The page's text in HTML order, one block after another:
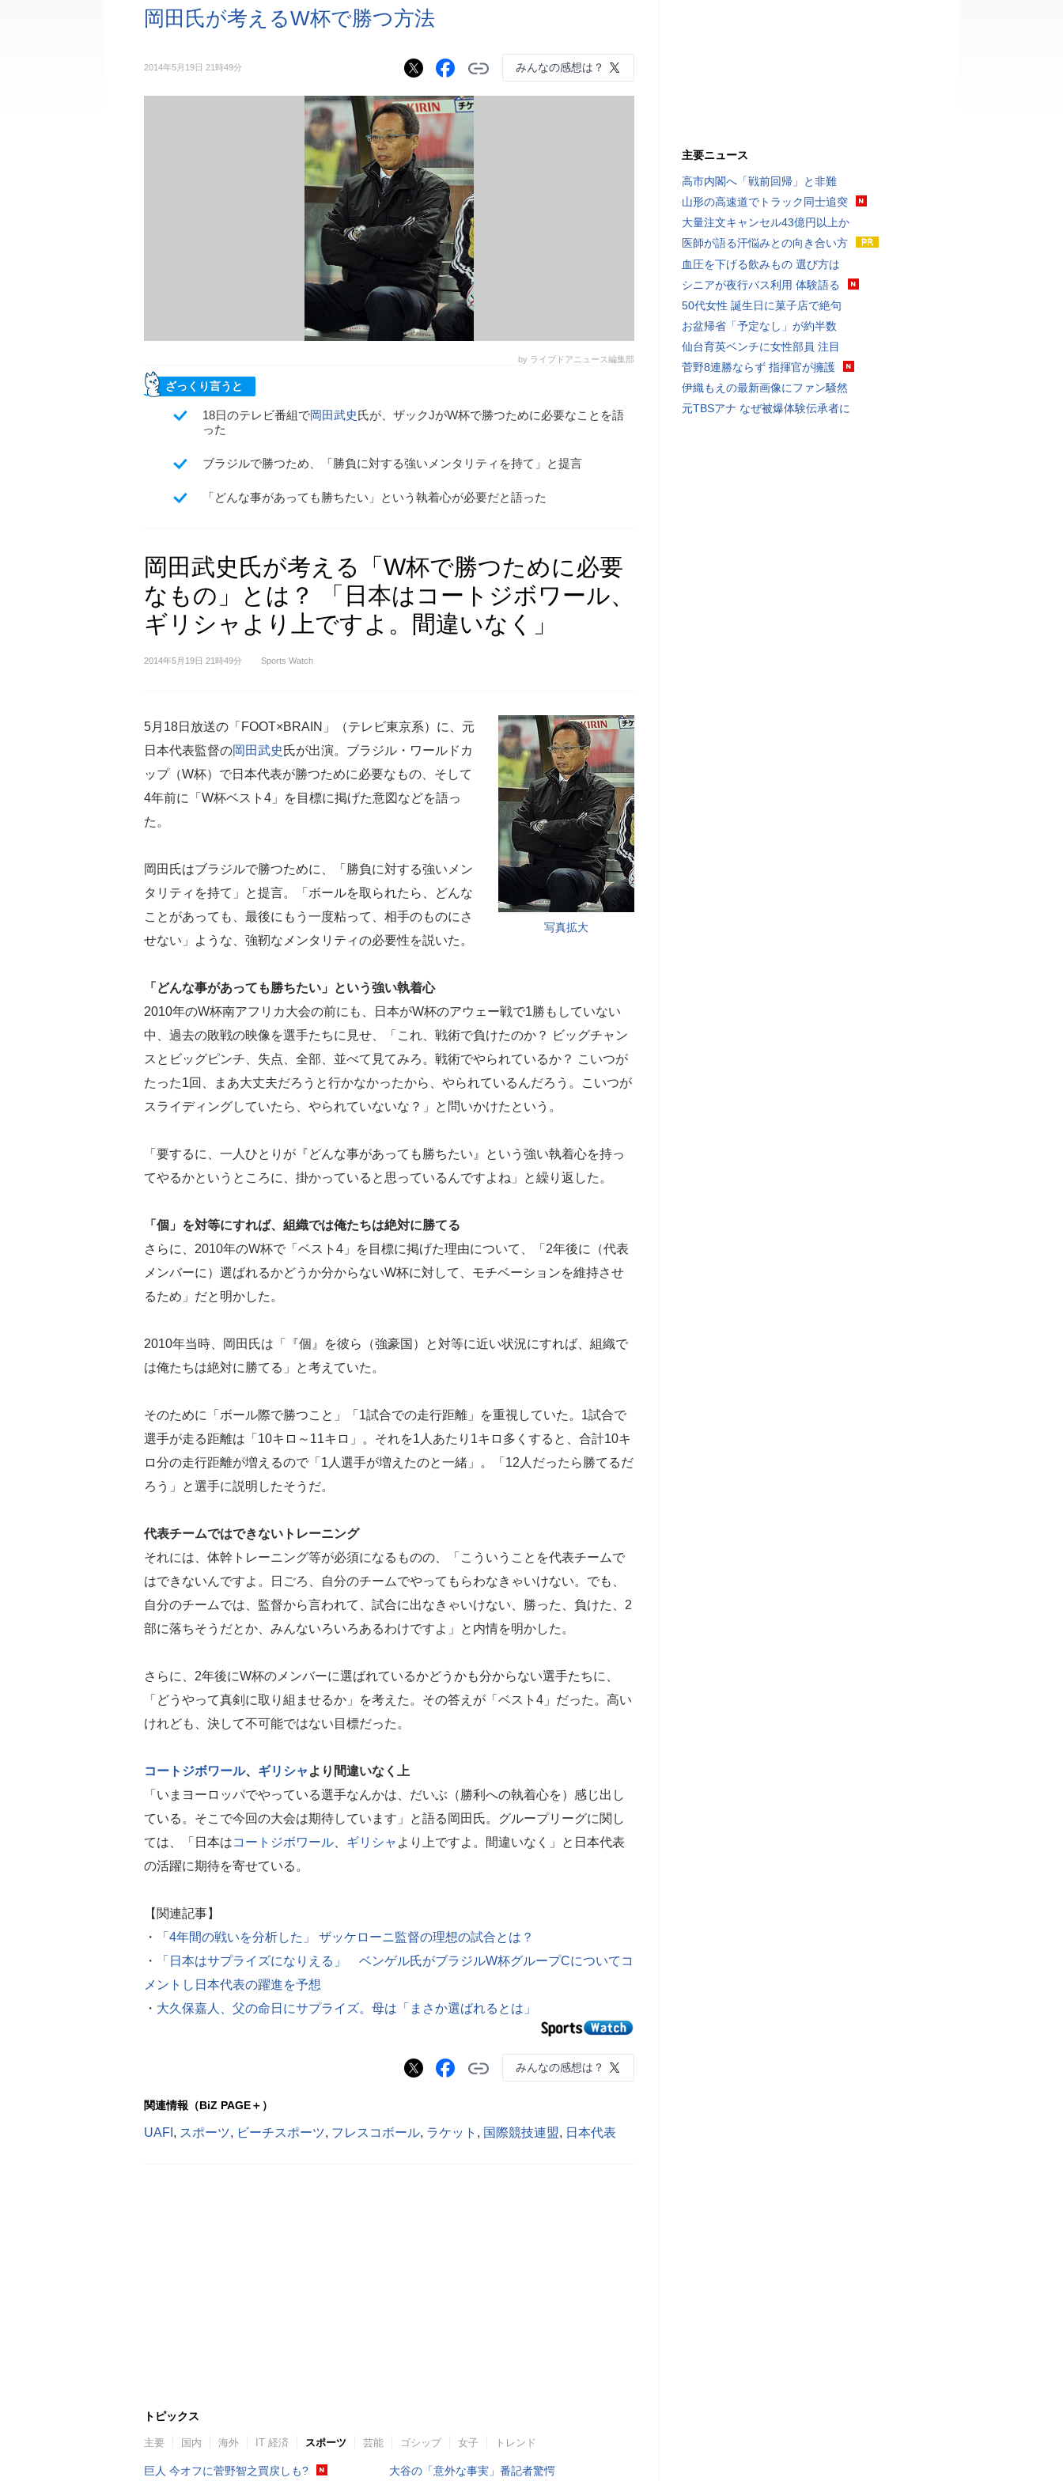
岡田氏が考えるW杯で勝つ方法
2014年5月19日 21時49分 みんなの感想は？
by ライブドアニュース編集部
ざっくり言うと
18日のテレビ番組で岡田武史氏が、ザックJがW杯で勝つために必要なことを語
った
ブラジルで勝つため、「勝負に対する強いメンタリティを持て」と提言
「どんな事があっても勝ちたい」という執着心が必要だと語った
岡田武史氏が考える「W杯で勝つために必要
なもの」とは？ 「日本はコートジボワール、
ギリシャより上ですよ。間違いなく」
2014年5月19日 21時49分 Sports Watch
写真拡大
5月18日放送の「FOOT×BRAIN」（テレビ東京系）に、元
日本代表監督の岡田武史 氏が出演。ブラジル・ワールドカ
ップ（W杯）で日本代表が勝つために必要なもの、そして
4年前に「W杯ベスト4」を目標に掲げた意図などを語っ
た。
岡田氏はブラジルで勝つために、「勝負に対する強いメン
タリティを持て」と提言。「ボールを取られたら、どんな
ことがあっても、最後にもう一度粘って、相手のものにさ
せない」ような、強靭なメンタリティの必要性を説いた。
「どんな事があっても勝ちたい」という強い執着心
2010年のW杯南アフリカ大会の前にも、日本がW杯のアウェー戦で1勝もしていない
中、過去の敗戦の映像を選手たちに見せ、「これ、戦術で負けたのか？ ビッグチャン
スとビッグピンチ、失点、全部、並べて見てみろ。戦術でやられているか？ こいつが
たった1回、まあ大丈夫だろうと行かなかったから、やられているんだろう。こいつが
スライディングしていたら、やられていないな？」と問いかけたという。
「要するに、一人ひとりが『どんな事があっても勝ちたい』という強い執着心を持っ
てやるかというところに、掛かっていると思っているんですよね」と繰り返した。
「個」を対等にすれば、組織では俺たちは絶対に勝てる
さらに、2010年のW杯で「ベスト4」を目標に掲げた理由について、「2年後に（代表
メンバーに）選ばれるかどうか分からないW杯に対して、モチベーションを維持させ
るため」だと明かした。
2010年当時、岡田氏は「『個』を彼ら（強豪国）と対等に近い状況にすれば、組織で
は俺たちは絶対に勝てる」と考えていた。
そのために「ボール際で勝つこと」「1試合での走行距離」を重視していた。1試合で
選手が走る距離は「10キロ～11キロ」。それを1人あたり1キロ多くすると、合計10キ
ロ分の走行距離が増えるので「1人選手が増えたのと一緒」。「12人だったら勝てるだ
ろう」と選手に説明したそうだ。
代表チームではできないトレーニング
それには、体幹トレーニング等が必須になるものの、「こういうことを代表チームで
はできないんですよ。日ごろ、自分のチームでやってもらわなきゃいけない。でも、
自分のチームでは、監督から言われて、試合に出なきゃいけない、勝った、負けた、2
部に落ちそうだとか、みんないろいろあるわけですよ」と内情を明かした。
さらに、2年後にW杯のメンバーに選ばれているかどうかも分からない選手たちに、
「どうやって真剣に取り組ませるか」を考えた。その答えが「ベスト4」だった。高い
けれども、決して不可能ではない目標だった。
コートジボワール、 ギリシャ より間違いなく上
「いまヨーロッパでやっている選手なんかは、だいぶ（勝利への執着心を）感じ出し
ている。そこで今回の大会は期待しています」と語る岡田氏。グループリーグに関し
ては、「日本はコートジボワール ギリシャ より上ですよ。間違いなく」と日本代表
の活躍に期待を寄せている。
【関連記事】
・
「4年間の戦いを分析した」 ザッケローニ監督の理想の試合とは？
・
「日本はサプライズになりえる」 ベンゲル氏がブラジルW杯グループCについてコ
メントし日本代表の躍進を予想
・ 大久保嘉人、父の命日にサプライズ。母は「まさか選ばれるとは」
みんなの感想は？
関連情報（BiZ PAGE＋）
UAFI , スポーツ, ビーチスポーツ, フレスコボール, ラケット , 国際競技連盟, 日本代表
トピックス
主要 国内 海外 IT 経済 スポーツ 芸能 ゴシップ 女子 トレンド
巨人 今オフに菅野智之買戻しも? 大谷の「意外な事実」番記者驚愕
主要ニュース
高市内閣へ「戦前回帰」と非難
山形の高速道でトラック同士追突
大量注文キャンセル43億円以上か
医師が語る汗悩みとの向き合い方
血圧を下げる飲みもの 選び方は
シニアが夜行バス利用 体験語る
50代女性 誕生日に菓子店で絶句
お盆帰省「予定なし」が約半数
仙台育英ベンチに女性部員 注目
菅野8連勝ならず 指揮官が擁護
伊織もえの最新画像にファン騒然
元TBSアナ なぜ被爆体験伝承者に